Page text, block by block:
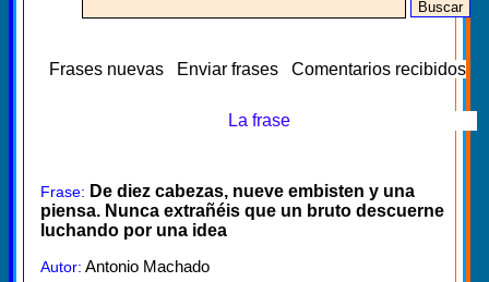
Frases nuevas Enviar frases Comentarios recibidos
La frase
Frase: De diez cabezas, nueve embisten y una
piensa. Nunca extrañéis que un bruto descuerne
luchando por una idea
Autor: Antonio Machado